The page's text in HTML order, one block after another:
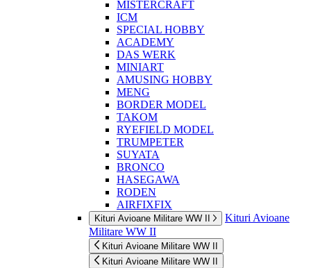
MISTERCRAFT
ICM
SPECIAL HOBBY
ACADEMY
DAS WERK
MINIART
AMUSING HOBBY
MENG
BORDER MODEL
TAKOM
RYEFIELD MODEL
TRUMPETER
SUYATA
BRONCO
HASEGAWA
RODEN
AIRFIXFIX
Kituri Avioane Militare WW II
Kituri Avioane
Militare WW II
Kituri Avioane Militare WW II
Kituri Avioane Militare WW II